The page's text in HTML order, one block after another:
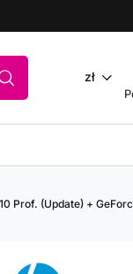
zł
Prof. (Update) +